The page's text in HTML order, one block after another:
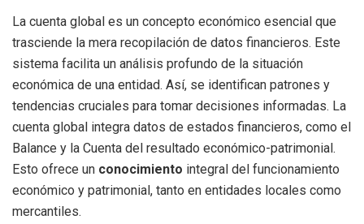
La cuenta global es un concepto económico esencial que
trasciende la mera recopilación de datos financieros. Este
sistema facilita un análisis profundo de la situación
económica de una entidad. Así, se identifican patrones y
tendencias cruciales para tomar decisiones informadas. La
cuenta global integra datos de estados financieros, como el
Balance y la Cuenta del resultado económico-patrimonial.
Esto ofrece un conocimiento integral del funcionamiento
económico y patrimonial, tanto en entidades locales como
mercantiles.